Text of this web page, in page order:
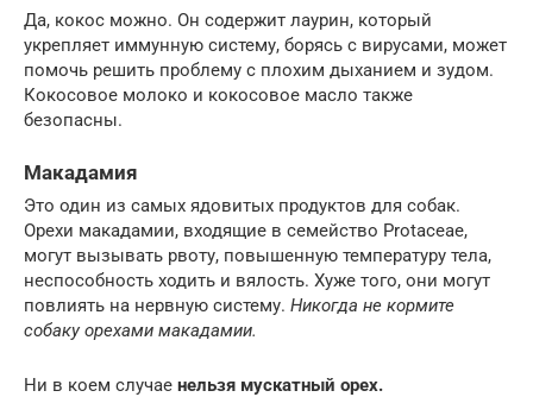
Да, кокос можно. Он содержит лаурин, который
укрепляет иммунную систему, борясь с вирусами, может
помочь решить проблему с плохим дыханием и зудом.
Кокосовое молоко и кокосовое масло также
безопасны.
Макадамия
Это один из самых ядовитых продуктов для собак.
Орехи макадамии, входящие в семейство Protaceae,
могут вызывать рвоту, повышенную температуру тела,
неспособность ходить и вялость. Хуже того, они могут
повлиять на нервную систему. Никогда не кормите
собаку орехами макадамии.
Ни в коем случае нельзя мускатный орех.